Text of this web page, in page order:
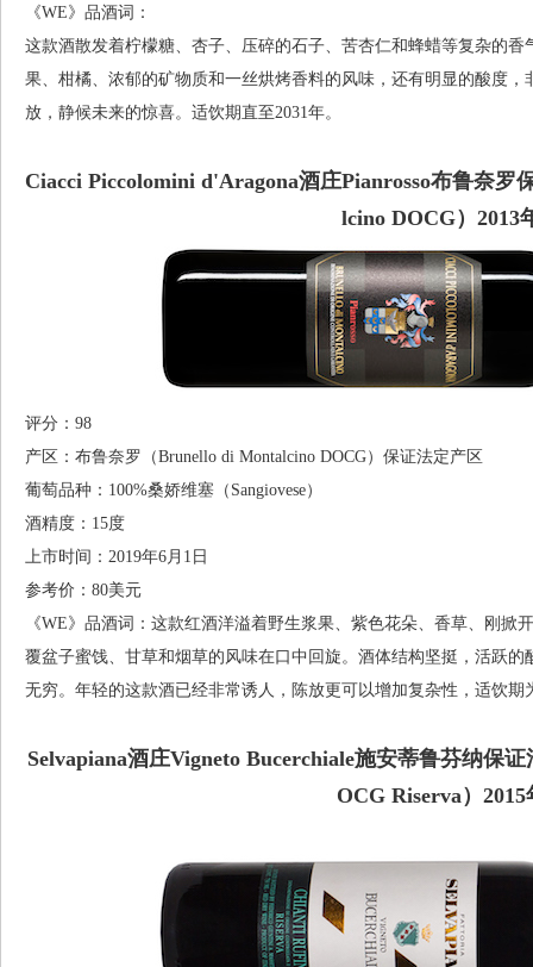
《WE》品酒词：
这款酒散发着柠檬糖、杏子、压碎的石子、苦杏仁和蜂蜡等复杂的
果、柑橘、浓郁的矿物质和一丝烘烤香料的风味，还有明显的酸度
放，静候未来的惊喜。适饮期直至2031年。
Ciacci Piccolomini d'Aragona酒庄Pianrosso布鲁奈
lcino DOCG）2013
评分：98
产区：布鲁奈罗（Brunello di Montalcino DOCG）保证法定产区
葡萄品种：100%桑娇维塞（Sangiovese）
酒精度：15度
上市时间：2019年6月1日
参考价：80美元
《WE》品酒词：这款红酒洋溢着野生浆果、紫色花朵、香草、刚掀
覆盆子蜜饯、甘草和烟草的风味在口中回旋。酒体结构坚挺，活跃
无穷。年轻的这款酒已经非常诱人，陈放更可以增加复杂性，适饮期
Selvapiana酒庄Vigneto Bucerchiale施安蒂鲁芬纳保
OCG Riserva）2015